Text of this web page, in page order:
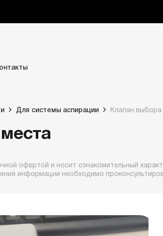
Для системы аспирации Клапан выбора
офертой и носит ознакомительный
информации необходимо